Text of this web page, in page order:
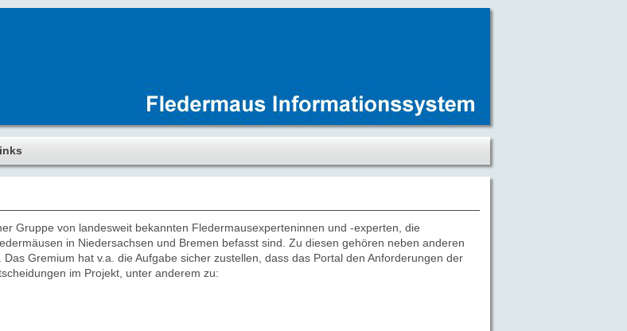
Gruppe von landesweit bekannten Fledermausexperteninnen und -experten, die
in Niedersachsen und Bremen befasst sind. Zu diesen gehören neben anderen
Gremium hat v.a. die Aufgabe sicher zustellen, dass das Portal den Anforderungen der
im Projekt, unter anderem zu: